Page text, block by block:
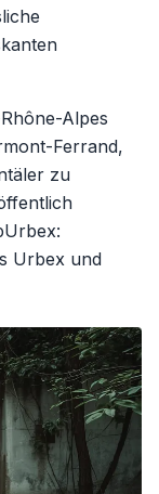
Alpes
Ferrand,
zu
Urbex und